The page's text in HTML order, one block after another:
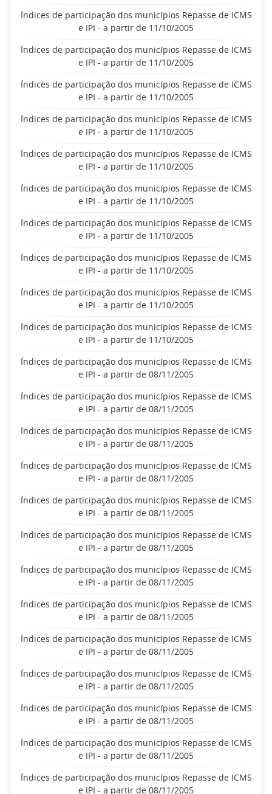
Índices de participação dos municípios Repasse de ICMS
e IPI - a partir de 11/10/2005
Índices de participação dos municípios Repasse de ICMS
e IPI - a partir de 11/10/2005
Índices de participação dos municípios Repasse de ICMS
e IPI - a partir de 11/10/2005
Índices de participação dos municípios Repasse de ICMS
e IPI - a partir de 11/10/2005
Índices de participação dos municípios Repasse de ICMS
e IPI - a partir de 11/10/2005
Índices de participação dos municípios Repasse de ICMS
e IPI - a partir de 11/10/2005
Índices de participação dos municípios Repasse de ICMS
e IPI - a partir de 11/10/2005
Índices de participação dos municípios Repasse de ICMS
e IPI - a partir de 11/10/2005
Índices de participação dos municípios Repasse de ICMS
e IPI - a partir de 11/10/2005
Índices de participação dos municípios Repasse de ICMS
e IPI - a partir de 11/10/2005
Índices de participação dos municípios Repasse de ICMS
e IPI - a partir de 08/11/2005
Índices de participação dos municípios Repasse de ICMS
e IPI - a partir de 08/11/2005
Índices de participação dos municípios Repasse de ICMS
e IPI - a partir de 08/11/2005
Índices de participação dos municípios Repasse de ICMS
e IPI - a partir de 08/11/2005
Índices de participação dos municípios Repasse de ICMS
e IPI - a partir de 08/11/2005
Índices de participação dos municípios Repasse de ICMS
e IPI - a partir de 08/11/2005
Índices de participação dos municípios Repasse de ICMS
e IPI - a partir de 08/11/2005
Índices de participação dos municípios Repasse de ICMS
e IPI - a partir de 08/11/2005
Índices de participação dos municípios Repasse de ICMS
e IPI - a partir de 08/11/2005
Índices de participação dos municípios Repasse de ICMS
e IPI - a partir de 08/11/2005
Índices de participação dos municípios Repasse de ICMS
e IPI - a partir de 08/11/2005
Índices de participação dos municípios Repasse de ICMS
e IPI - a partir de 08/11/2005
Índices de participação dos municípios Repasse de ICMS
e IPI - a partir de 08/11/2005